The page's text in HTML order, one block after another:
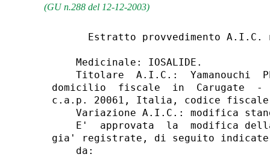
(GU n.288 del 12-12-2003)
Estratto provvedimento A.I.C.
    Medicinale: IOSALIDE.
Titolare  A.I.C.:  Yamanouchi
domicilio  fiscale  in  Carugate
c.a.p. 20061, Italia, codice fiscale
Variazione A.I.C.: modifica
E'  approvata  la  modifica
gia' registrate, di seguito
    da: